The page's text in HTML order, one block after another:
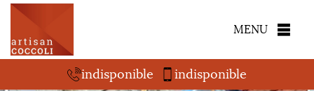
MENU
indisponible indisponible